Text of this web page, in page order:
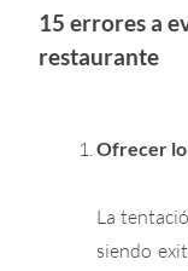
15 errores a
restaurante
Ofrecer lo
La
siendo